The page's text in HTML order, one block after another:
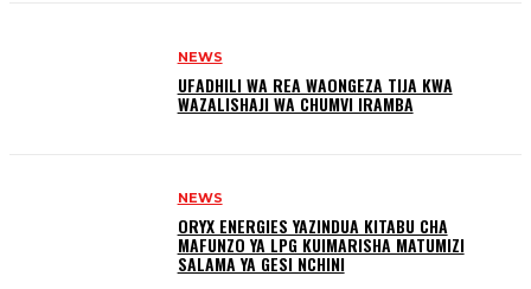
NEWS
UFADHILI WA REA WAONGEZA TIJA KWA
WAZALISHAJI WA CHUMVI IRAMBA
NEWS
ORYX ENERGIES YAZINDUA KITABU CHA
MAFUNZO YA LPG KUIMARISHA MATUMIZI
SALAMA YA GESI NCHINI